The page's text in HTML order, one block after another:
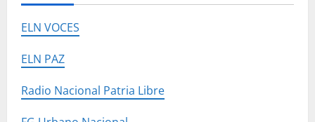
ELN VOCES
ELN PAZ
Radio Nacional Patria Libre